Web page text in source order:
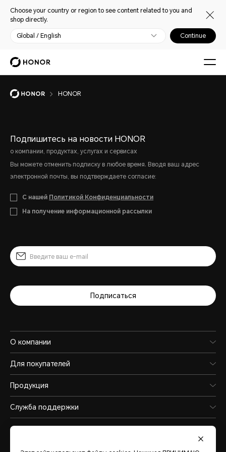
Choose your country or region to see content related to you and
shop directly.
Global / English Continue
HONOR
Подпишитесь на новости HONOR
о компании, продуктах, услугах и сервисах
Вы можете отменить подписку в любое время. Вводя ваш адрес
электронной почты, вы подтверждаете согласие:
С нашей Политикой Конфиденциальности
На получение информационной рассылки
Подписаться
О компании
Для покупателей
Продукция
Служба поддержки